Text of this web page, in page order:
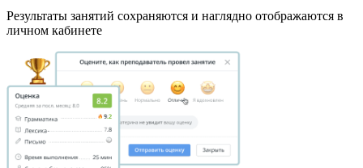
Результаты занятий сохраняются и наглядно отображаются в
личном кабинете